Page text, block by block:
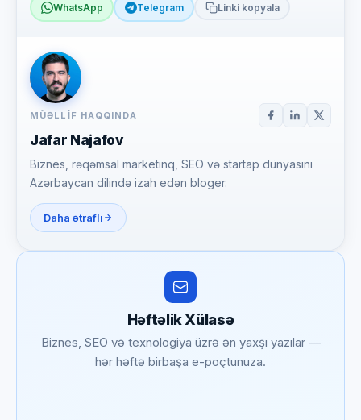
WhatsApp Telegram Linki kopyala
MÜƏLLIF HAQQINDA
Jafar Najafov
Biznes, rəqəmsal marketinq, SEO və startap dünyasını
Azərbaycan dilində izah edən bloger.
Daha ətraflı
Həftəlik Xülasə
Biznes, SEO və texnologiya üzrə ən yaxşı yazılar —
hər həftə birbaşa e-poçtunuza.